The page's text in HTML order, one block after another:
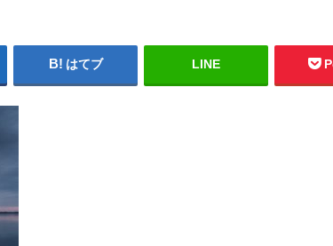
はてブ LINE